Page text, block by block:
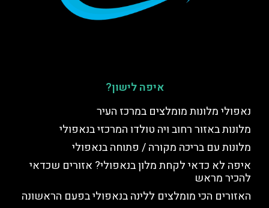
איפה לישון?
נאפולי מלונות מומלצים במרכז העיר
מלונות באזור רחוב ויה טולדו המרכזי בנאפולי
מלונות עם בריכה מקורה / פתוחה בנאפולי
איפה לא כדאי לקחת מלון בנאפולי? אזורים שכדאי
להכיר מראש
האזורים הכי מומלצים ללינה בנאפולי בפעם הראשונה